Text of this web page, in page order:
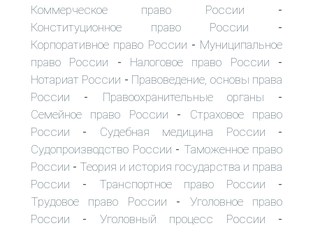
Коммерческое право России -
Конституционное право России -
Корпоративное право России - Муниципальное
право России - Налоговое право России -
Нотариат России - Правоведение, основы права
России - Правоохранительные органы -
Семейное право России - Страховое право
России - Судебная медицина России -
Судопроизводство России - Таможенное право
России - Теория и история государства и права
России - Транспортное право России -
Трудовое право России - Уголовное право
России - Уголовный процесс России -